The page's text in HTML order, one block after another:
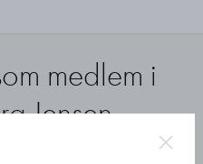
medlem i
Jensen